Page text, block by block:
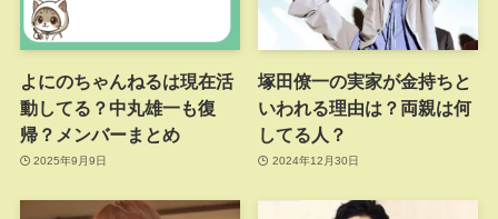
よにのちゃんねるは現在活
動してる？中丸雄一も復
帰？メンバーまとめ
2025年9月9日
塚田僚一の実家が金持ちと
いわれる理由は？両親は何
してる人？
2024年12月30日